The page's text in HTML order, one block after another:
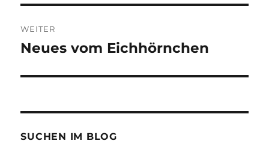
WEITER
Nächster
Neues vom Eichhörnchen
SUCHEN IM BLOG